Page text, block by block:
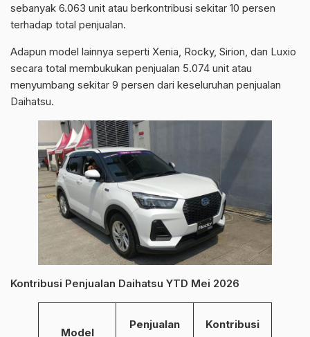
sebanyak 6.063 unit atau berkontribusi sekitar 10 persen
terhadap total penjualan.
Adapun model lainnya seperti Xenia, Rocky, Sirion, dan Luxio
secara total membukukan penjualan 5.074 unit atau
menyumbang sekitar 9 persen dari keseluruhan penjualan
Daihatsu.
Kontribusi Penjualan Daihatsu YTD Mei 2026
Model
Penjualan Kontribusi